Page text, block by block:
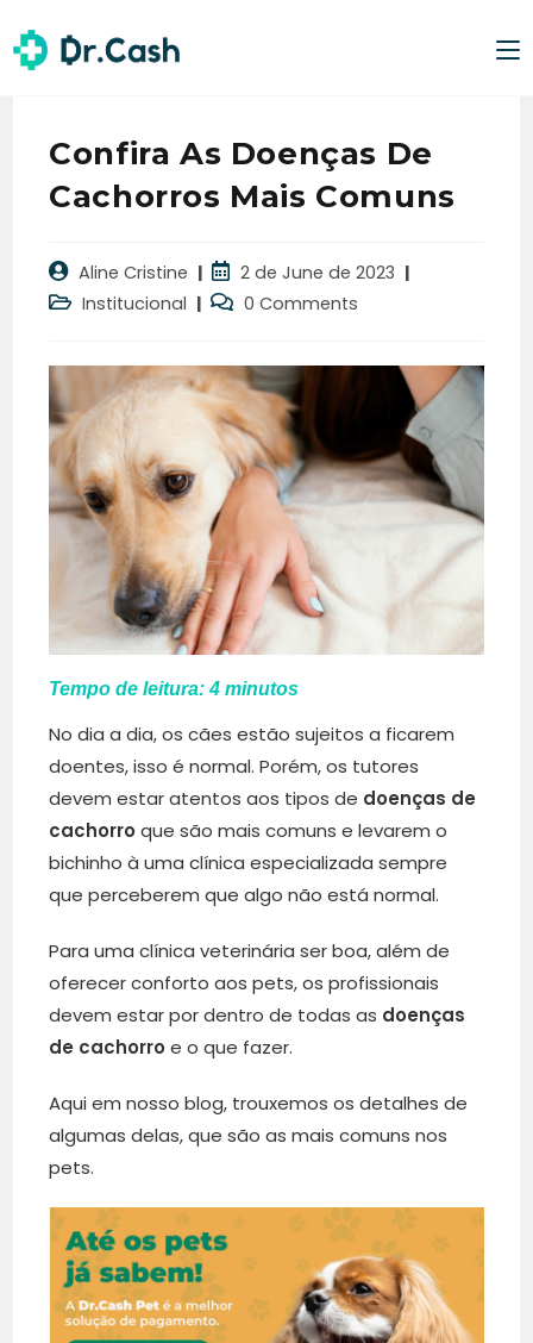
Confira As Doenças De
Cachorros Mais Comuns
Aline Cristine
2 de June de 2023
Institucional
0 Comments
Tempo de leitura: 4 minutos
No dia a dia, os cães estão sujeitos a ficarem
doentes, isso é normal. Porém, os tutores
devem estar atentos aos tipos de doenças de
cachorroque são mais comuns e levarem o
bichinho à uma clínica especializada sempre
que perceberem que algo não está normal.
Para uma clínica veterinária ser boa, além de
oferecer conforto aos pets, os profissionais
devem estar por dentro de todas as doenças
de cachorroe o que fazer.
Aqui em nosso blog, trouxemos os detalhes de
algumas delas, que são as mais comuns nos
pets.